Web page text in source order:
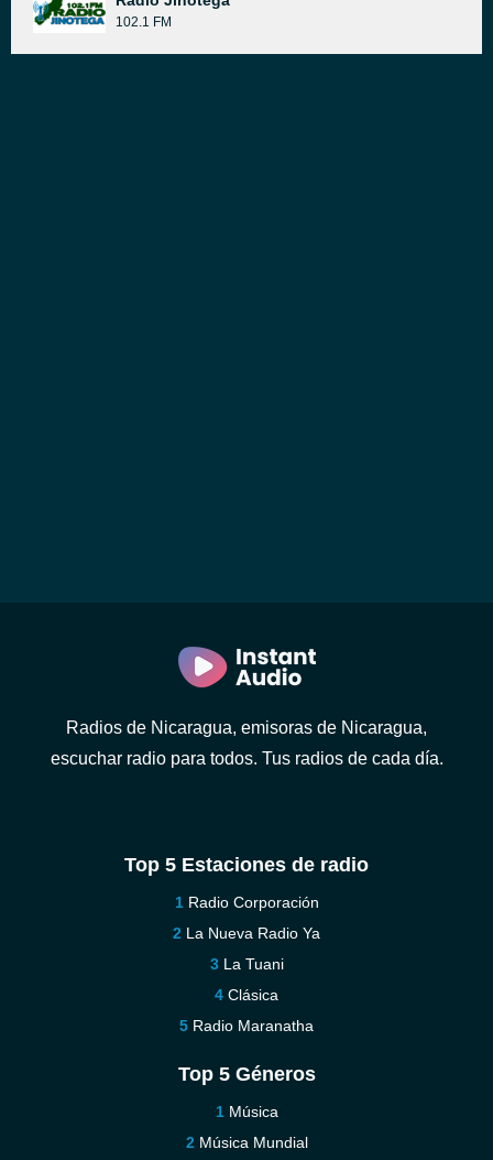
102.1 FM
Radios de Nicaragua, emisoras de Nicaragua,
escuchar radio para todos. Tus radios de cada día.
Top 5 Estaciones de radio
Radio Corporación
La Nueva Radio Ya
La Tuani
Clásica
Radio Maranatha
Top 5 Géneros
Música
Música Mundial